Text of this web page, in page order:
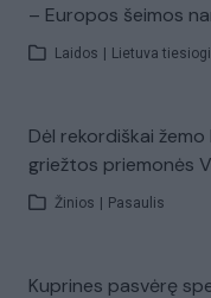
– Europos šeimos
Laidos Lietuva
Dėl rekordiškai
griežtos priemonės
Žinios Pasaulis
Kuprines pasvėrę